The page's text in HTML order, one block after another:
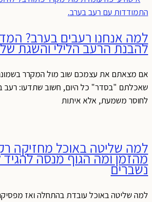
למה אנחנו רעבים בערב?
להבנת הרעב הלילי והשגת
אם מצאתם את עצמכם שוב מול המקרר
שאכלתם "בסדר" כל היום, חשוב שתדעו: רעב
לחוסר משמעת, אלא איתות
למה שליטה באוכל מחזיקה
מהזמן ומה הגוף מנסה להגיד
נשברים
למה שליטה באוכל עובדת בהתחלה ואז